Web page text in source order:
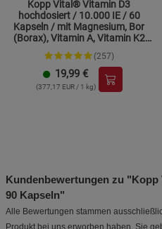
Kopp Vital® Vitamin D3
hochdosiert / 10.000 IE / 60
Kapseln / mit Magnesium, Bor
(Borax), Vitamin A, Vitamin K2
und Zink
(257)
19,99 €
(377,17 EUR / 1 kg)
Kundenbewertungen zu
90 Kapseln"
Alle Bewertungen stammen